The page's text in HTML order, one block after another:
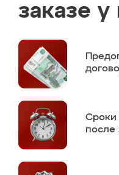
заказе у
Сроки
после